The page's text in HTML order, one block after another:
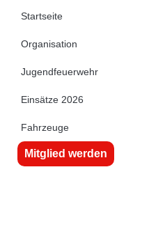
Startseite
Organisation
Jugendfeuerwehr
Einsätze 2026
Fahrzeuge
Mitglied werden